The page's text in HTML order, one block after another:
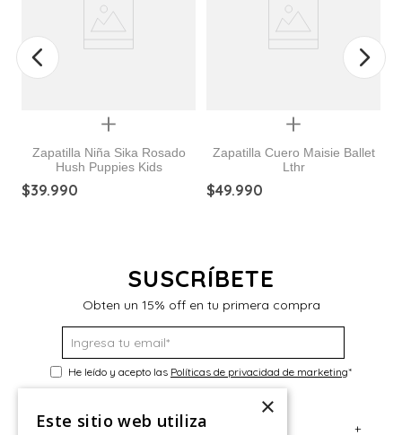
Quickview
Zapatilla Niña Sika Rosado
Hush Puppies Kids
$39.990
Quickview
Zapatilla Cuero Maisie Ballet
Lthr
$49.990
SUSCRÍBETE
Obten un 15% off en tu primera compra
He leído y acepto las Políticas de privacidad de marketing*
Servicio al Consumidor +
×
Este sitio web utiliza